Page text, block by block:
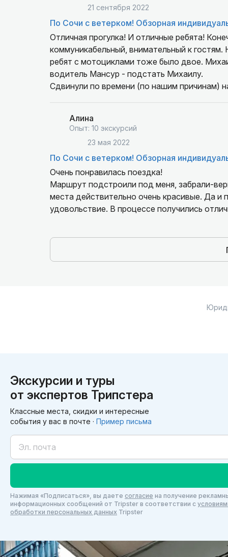
21 сентября 2022
По Сочи с ветерком! Обзорная
Отличная прогулка! И отличные ребята!
коммуникабельный, внимательный к
ребят с мотоциклами тоже было двое. Михаил
водитель Мансур - подстать Михаилу.
Сдвинули по времени (по нашим причинам)
очень легко, ненавязчиво,
Под конец еще и промокли под дождем
Зарядились по полной! Впечатлений
Если буду в Сочи с семьей, обязательно
Алина
Опыт: 10 экскурсий
23 мая 2022
По Сочи с ветерком! Обзорная
Очень понравилась поездка!
Маршрут подстроили под меня, забрали-
места действительно очень красивые. Да
удовольствие. В процессе получились
Экскурсии и туры
от экспертов Трипстера
Классные места, скидки и интересные
события у вас в почте · Пример письма
Нажимая «Подписаться», вы даете согласие на получение
информационных сообщений от Tripster в соответствии c
обработки персональных данных Tripster